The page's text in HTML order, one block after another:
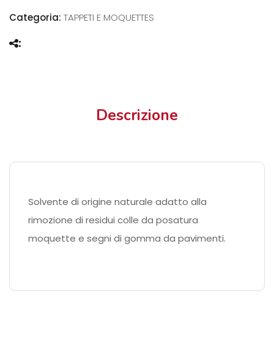
Categoria: TAPPETI E MOQUETTES
Descrizione
Solvente di origine naturale adatto alla
rimozione di residui colle da posatura
moquette e segni di gomma da pavimenti.